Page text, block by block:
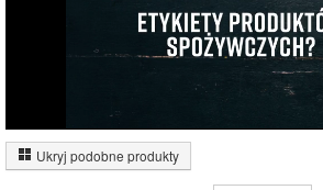
tłuszczów (3%)
14%
Ukryj podobne produkty